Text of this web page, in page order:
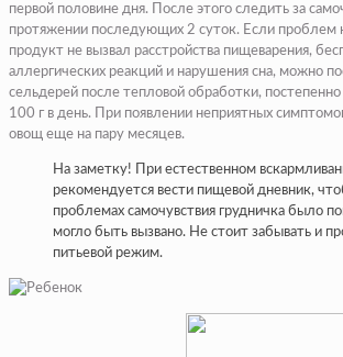
первой половине дня. После этого следить за
протяжении последующих 2 суток. Если проблем
продукт не вызвал расстройства пищеварения,
аллергических реакций и нарушения сна, можно
сельдерей после тепловой обработки,
100 г в день. При появлении неприятных
овощ еще на пару месяцев.
На заметку! При естественном
рекомендуется вести пищевой дневник,
проблемах самочувствия грудничка было
могло быть вызвано. Не стоит забывать и
питьевой режим.